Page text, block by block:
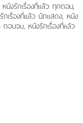
นังรักเรื่องที่แล้ว ทุกตอน,
เรื่องที่แล้ว นักแสดง, หนัง
ตอนจบ, หนังรักเรื่องที่แล้ว